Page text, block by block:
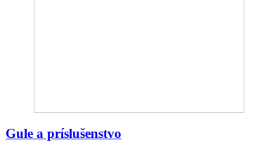
Gule a príslušenstvo